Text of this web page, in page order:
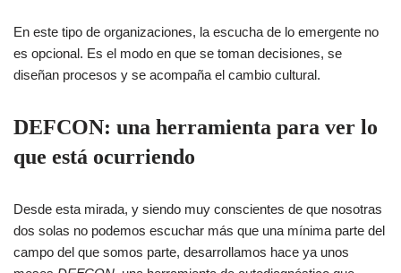
En este tipo de organizaciones, la escucha de lo emergente no
es opcional. Es el modo en que se toman decisiones, se
diseñan procesos y se acompaña el cambio cultural.
DEFCON: una herramienta para ver lo
que está ocurriendo
Desde esta mirada, y siendo muy conscientes de que nosotras
dos solas no podemos escuchar más que una mínima parte del
campo del que somos parte, desarrollamos hace ya unos